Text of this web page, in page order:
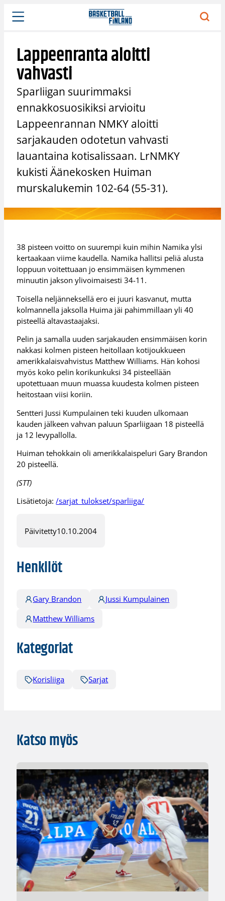
Siirry
sisältöön
Lappeenranta aloitti
vahvasti
Sparliigan suurimmaksi
ennakkosuosikiksi arvioitu
Lappeenrannan NMKY aloitti
sarjakauden odotetun vahvasti
lauantaina kotisalissaan. LrNMKY
kukisti Äänekosken Huiman
murskalukemin 102-64 (55-31).
38 pisteen voitto on suurempi kuin mihin Namika ylsi
kertaakaan viime kaudella. Namika hallitsi peliä alusta
loppuun voitettuaan jo ensimmäisen kymmenen
minuutin jakson ylivoimaisesti 34-11.
Toisella neljänneksellä ero ei juuri kasvanut, mutta
kolmannella jaksolla Huima jäi pahimmillaan yli 40
pisteellä altavastaajaksi.
Pelin ja samalla uuden sarjakauden ensimmäisen korin
nakkasi kolmen pisteen heitollaan kotijoukkueen
amerikkalaisvahvistus Matthew Williams. Hän kohosi
myös koko pelin korikunkuksi 34 pisteellään
upotettuaan muun muassa kuudesta kolmen pisteen
heitostaan viisi koriin.
Sentteri Jussi Kumpulainen teki kuuden ulkomaan
kauden jälkeen vahvan paluun Sparliigaan 18 pisteellä
ja 12 levypallolla.
Huiman tehokkain oli amerikkalaispeluri Gary Brandon
20 pisteellä.
(STT)
Lisätietoja:/sarjat_tulokset/sparliiga/
Päivitetty10.10.2004
Henkilöt
Gary Brandon
Jussi Kumpulainen
Matthew Williams
Kategoriat
Korisliiga Sarjat
Katso myös